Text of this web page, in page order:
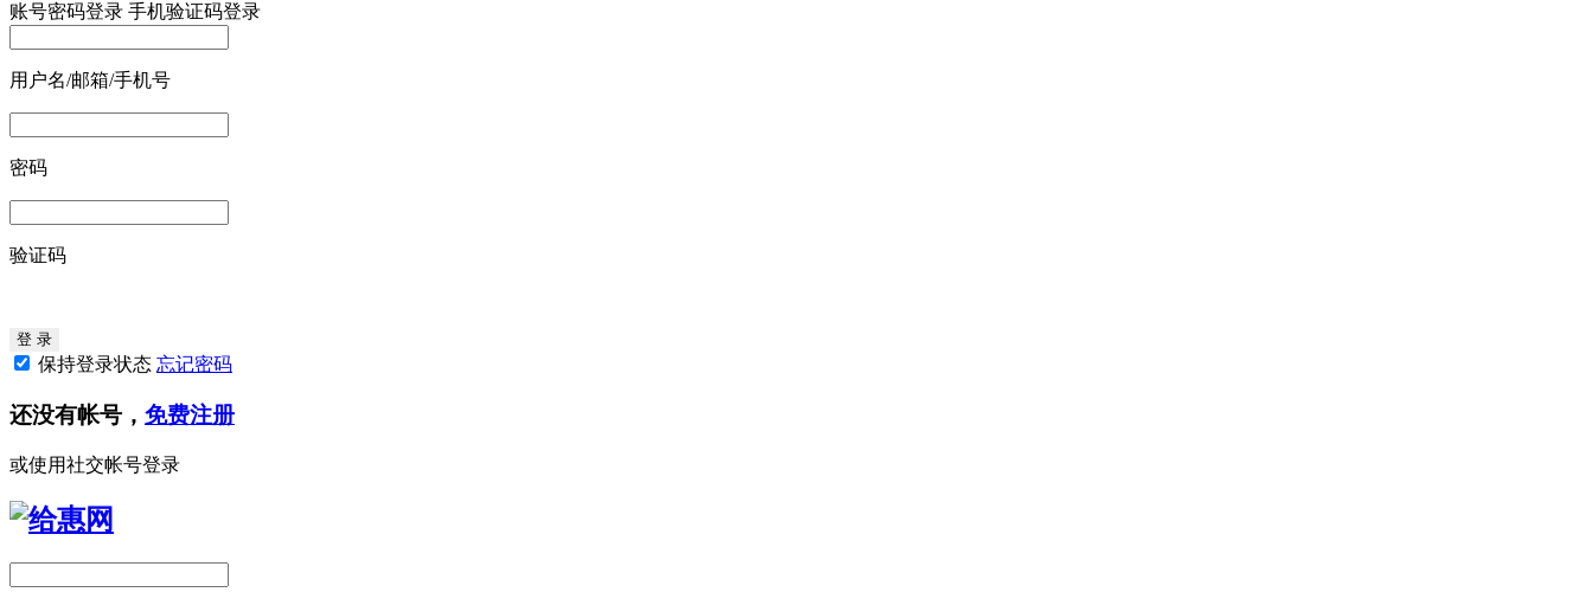
账号密码登录 手机验证码登录
用户名/邮箱/手机号
密码
验证码
保持登录状态 忘记密码
还没有帐号， 免费注册
或使用社交帐号登录